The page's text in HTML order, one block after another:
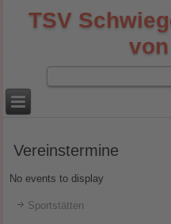
TSV
Vereinstermine
No events to display
Sportstätten